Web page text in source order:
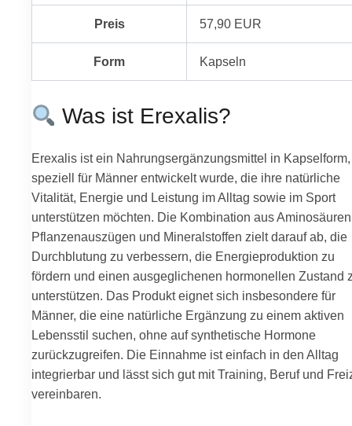
Preis 57,90 EUR
Form Kapseln
Was ist Erexalis?
Erexalis ist ein Nahrungsergänzungsmittel in
speziell für Männer entwickelt wurde, die ihre natürliche
Vitalität, Energie und Leistung im Alltag sowie im Sport
unterstützen möchten. Die Kombination aus
Pflanzenauszügen und Mineralstoffen zielt darauf ab, die
Durchblutung zu verbessern, die Energieproduktion zu
fördern und einen ausgeglichenen hormonellen Zustand
unterstützen. Das Produkt eignet sich insbesondere für
Männer, die eine natürliche Ergänzung zu einem aktiven
Lebensstil suchen, ohne auf synthetische Hormone
zurückzugreifen. Die Einnahme ist einfach in den Alltag
integrierbar und lässt sich gut mit Training, Beruf und
vereinbaren.